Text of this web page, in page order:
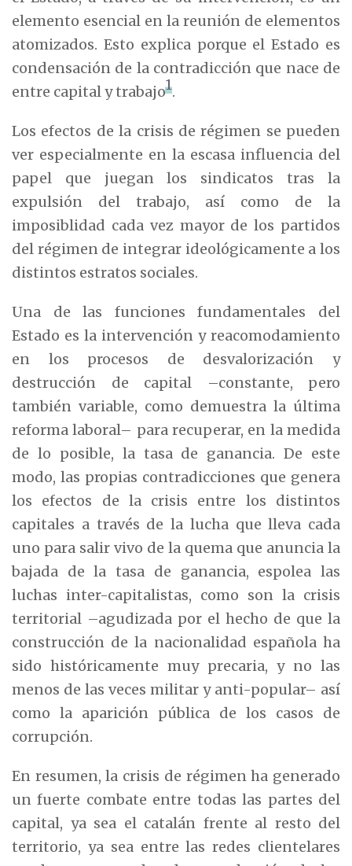
elemento esencial en la reunión de elementos
atomizados. Esto explica porque el Estado es
condensación de la contradicción que nace de
entre capital y trabajo1.
Los efectos de la crisis de régimen se pueden
ver especialmente en la escasa influencia del
papel que juegan los sindicatos tras la
expulsión del trabajo, así como de la
imposiblidad cada vez mayor de los partidos
del régimen de integrar ideológicamente a los
distintos estratos sociales.
Una de las funciones fundamentales del
Estado es la intervención y reacomodamiento
en los procesos de desvalorización y
destrucción de capital –constante, pero
también variable, como demuestra la última
reforma laboral– para recuperar, en la medida
de lo posible, la tasa de ganancia. De este
modo, las propias contradicciones que genera
los efectos de la crisis entre los distintos
capitales a través de la lucha que lleva cada
uno para salir vivo de la quema que anuncia la
bajada de la tasa de ganancia, espolea las
luchas inter-capitalistas, como son la crisis
territorial –agudizada por el hecho de que la
construcción de la nacionalidad española ha
sido históricamente muy precaria, y no las
menos de las veces militar y anti-popular– así
como la aparición pública de los casos de
corrupción.
En resumen, la crisis de régimen ha generado
un fuerte combate entre todas las partes del
capital, ya sea el catalán frente al resto del
territorio, ya sea entre las redes clientelares